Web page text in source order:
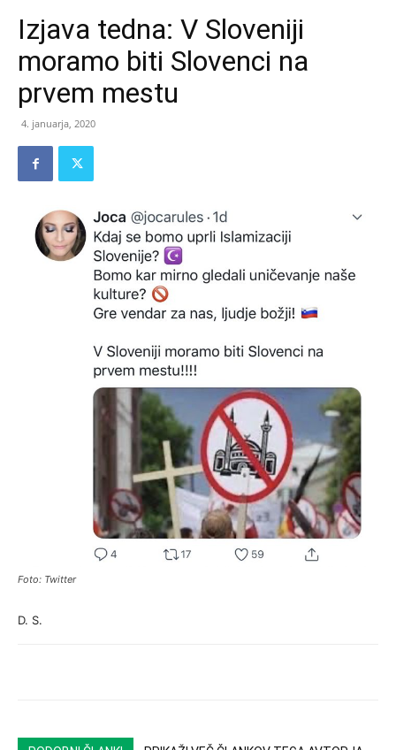
Izjava tedna: V Sloveniji
moramo biti Slovenci na
prvem mestu
4. januarja, 2020
Foto: Twitter
D. S.